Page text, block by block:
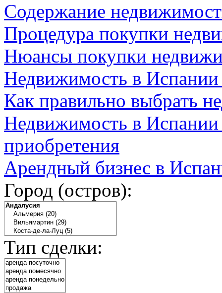
Содержание
Процедура покупки
Нюансы покупки
Недвижимость в
Как правильно выбрать
Недвижимость в Испании
приобретения
Арендный бизнес в
Город (остров):
Тип сделки: